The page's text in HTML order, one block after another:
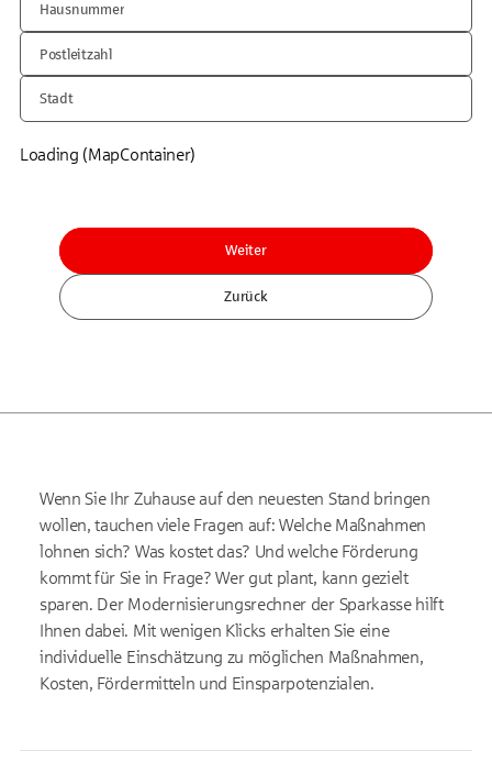
Hausnummer
Postleitzahl
Stadt
Loading (MapContainer)
Zurück
Weiter
Wenn Sie Ihr Zuhause auf den neuesten Stand bringen
wollen, tauchen viele Fragen auf: Welche Maßnahmen
lohnen sich? Was kostet das? Und welche Förderung
kommt für Sie in Frage? Wer gut plant, kann gezielt
sparen. Der Modernisierungsrechner der Sparkasse hilft
Ihnen dabei. Mit wenigen Klicks erhalten Sie eine
individuelle Einschätzung zu möglichen Maßnahmen,
Kosten, Fördermitteln und Einsparpotenzialen.